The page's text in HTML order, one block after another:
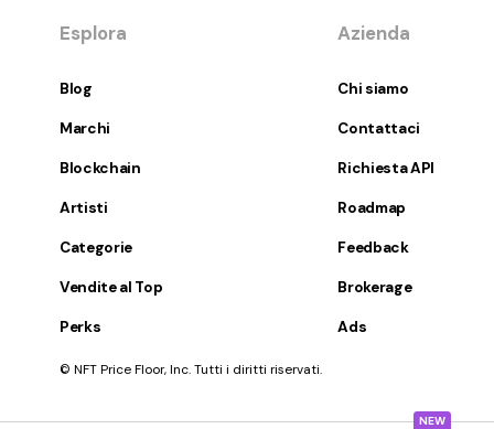
NEW
Esplora
Blog
Marchi
Blockchain
Artisti
Categorie
Vendite al Top
Perks
Azienda
Chi siamo
Contattaci
Richiesta API
Roadmap
Feedback
Brokerage
Ads
© NFT Price Floor, Inc. Tutti i diritti riservati.